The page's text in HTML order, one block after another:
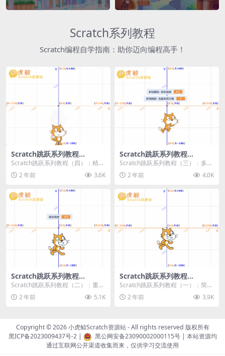
Scratch系列教程
Scratch编程自学指南：助你迈向编程高手！
Scratch跳跃系列教程
（四）：精准着陆
Scratch跳跃系列教程（四）：精准
着陆 作者：小虎鲸Scratch资源站
... 2 年前 3.6K
Scratch跳跃系列教程
（三）：多段跳跃
Scratch跳跃系列教程（三）：多段
跳跃 作者：小虎鲸Scratch资源站
连...2 年前 4.0K
Scratch跳跃系列教程
（二）：重力跳跃
Scratch跳跃系列教程（二）：重力
跳跃 作者：小虎鲸Scratch资源站
按...2 年前 5.1K
Scratch跳跃系列教程
（一）：简单跳跃
Scratch跳跃系列教程（一）：简单
跳跃 作者：小虎鲸Scratch资源站
按...2 年前 3.9K
Copyright © 2026小虎鲸Scratch资源站- All rights reserved 版权所有
黑ICP备2023009437号-2| 黑公网安备23090002000115号| 本站资源均
通过互联网公开渠道收集而来，仅供学习交流使用